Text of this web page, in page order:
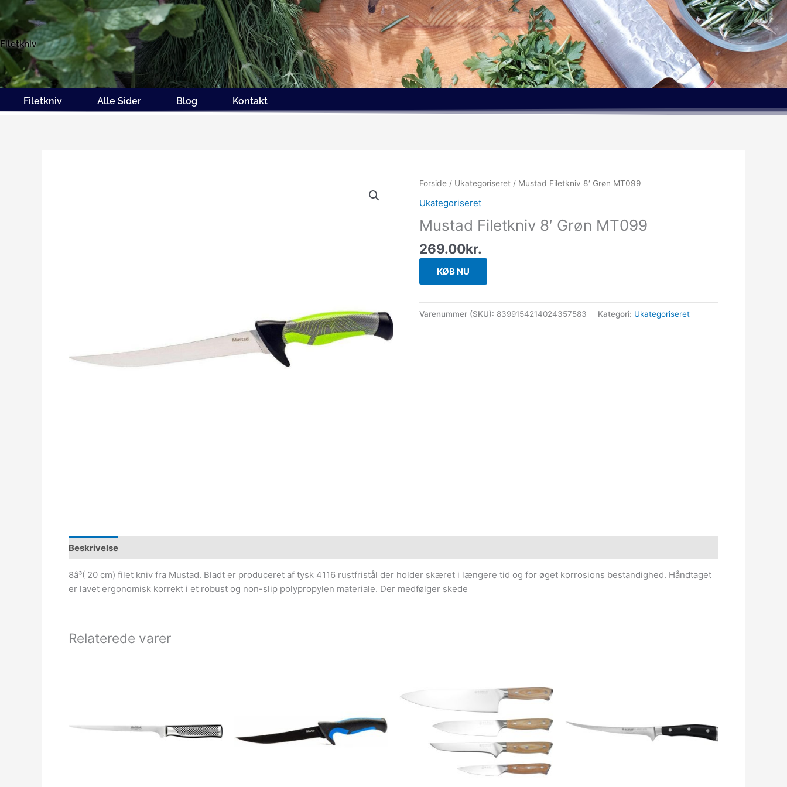
til
indholdet
Filetkniv
Filetkniv Alle Sider Blog Kontakt
Forside / Ukategoriseret / Mustad Filetkniv 8′ Grøn MT099
Ukategoriseret
Mustad Filetkniv 8′ Grøn MT099
269.00kr.
KØB NU
Varenummer (SKU): 8399154214024357583 Kategori: Ukategoriseret
Beskrivelse
8â³( 20 cm) filet kniv fra Mustad. Bladt er produceret af tysk 4116 rustfristål der holder skæret i længere tid og for øget korrosions bestandighed. Håndtaget
er lavet ergonomisk korrekt i et robust og non-slip polypropylen materiale. Der medfølger skede
Relaterede varer